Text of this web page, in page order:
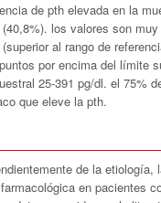
de pth elevada en la
los valores son
al rango de
por encima del límite
25-391 pg/dl. el 75%
que eleve la pth.
de la etiología,
en pacientes